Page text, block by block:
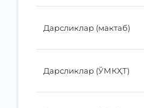
Дарсликлар (мактаб)
Дарсликлар (ЎМКҲТ)